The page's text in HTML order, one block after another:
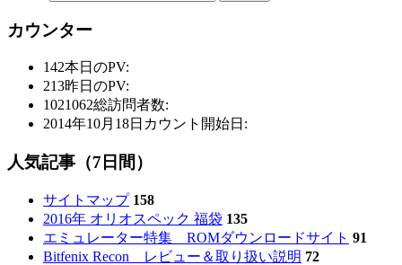
カウンター
142本日のPV:
213昨日のPV:
1021062総訪問者数:
2014年10月18日 カウント開始日:
人気記事（7日間）
サイトマップ 158
2016年 オリオスペック 福袋 135
エミュレーター特集 ROMダウンロードサイト 91
Bitfenix Recon レビュー＆取り扱い説明 72